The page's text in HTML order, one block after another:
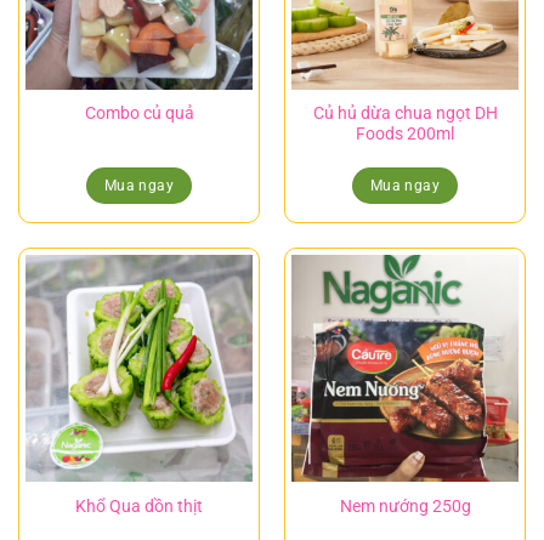
Combo củ quả
Mua ngay
Củ hủ dừa chua ngọt DH
Foods 200ml
Mua ngay
Khổ Qua dồn thịt Nem nướng 250g